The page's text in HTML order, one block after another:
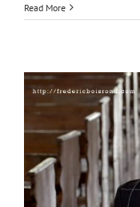
Read More